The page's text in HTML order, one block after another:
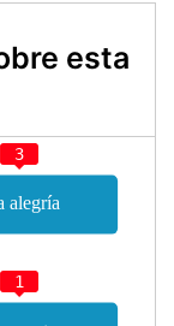
esta
3
1